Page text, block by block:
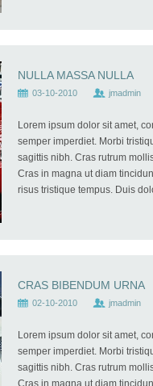
NULLA MASSA NULLA
03-10-2010 jmadmin
Lorem ipsum dolor sit amet,
semper imperdiet. Morbi
sagittis nibh. Cras rutrum
Cras in magna ut diam
risus tristique tempus. Duis
CRAS BIBENDUM URNA
02-10-2010 jmadmin
Lorem ipsum dolor sit amet,
semper imperdiet. Morbi
sagittis nibh. Cras rutrum
Cras in magna ut diam